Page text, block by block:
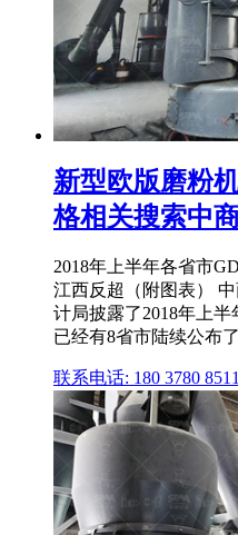
新型欧版磨粉
格相关搜索中
2018年上半年各省市
江西反超（附图表）
计局披露了2018年上
已经有8省市陆续公布
联系电话: 180 3780 8511